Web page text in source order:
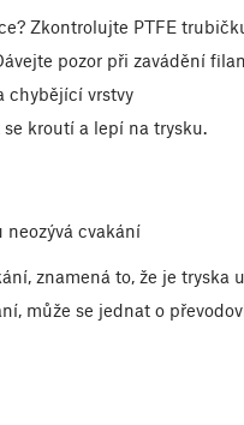
Zkontrolujte PTFE
pozor při zavádění
chybějící vrstvy
kroutí a lepí na trysku.
neozývá cvakání
znamená to, že je tryska
může se jednat o